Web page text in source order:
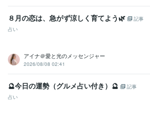
８月の恋は、急がず涼しく育てよう🌿
記事
占い
アイナ＠愛と光のメッセンジャー
2026/08/08 02:41
🔮今日の運勢（グルメ占い付き）🔮
記事
占い